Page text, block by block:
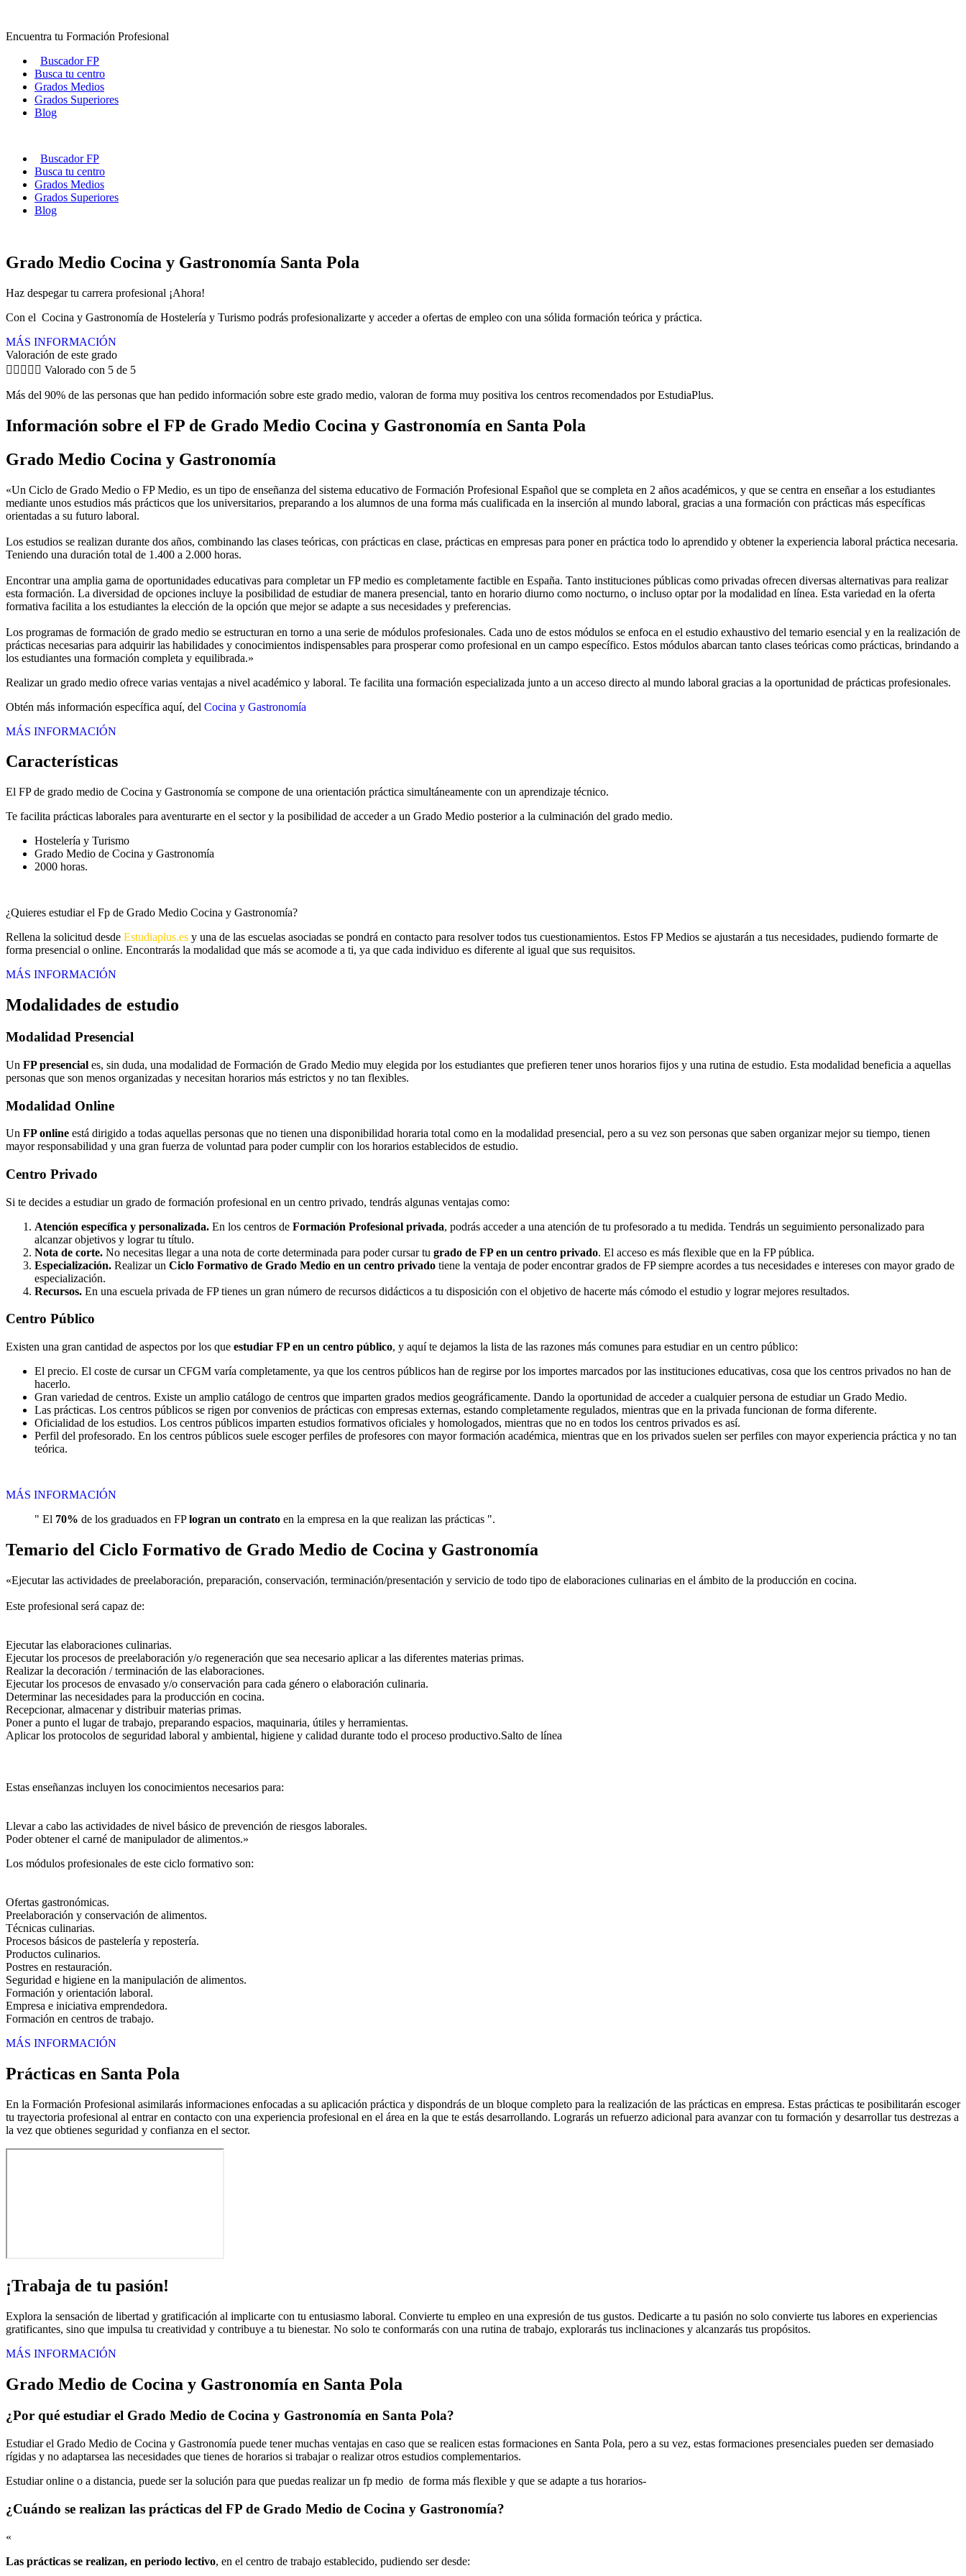
contenido
Encuentra tu Formación Profesional
Buscador FP
Busca tu centro
Grados Medios
Grados Superiores
Blog
Buscador FP
Busca tu centro
Grados Medios
Grados Superiores
Blog
Grado Medio Cocina y Gastronomía Santa Pola
Haz despegar tu carrera profesional ¡Ahora!
Con el Cocina y Gastronomía de Hostelería y Turismo podrás profesionalizarte y acceder a ofertas de empleo con una sólida formación teórica y práctica.
MÁS INFORMACIÓN
Valoración de este grado
     Valorado con 5 de 5
Más del 90% de las personas que han pedido información sobre este grado medio, valoran de forma muy positiva los centros recomendados por EstudiaPlus.
Información sobre el FP de Grado Medio Cocina y Gastronomía en Santa Pola
Grado Medio Cocina y Gastronomía
«Un Ciclo de Grado Medio o FP Medio, es un tipo de enseñanza del sistema educativo de Formación Profesional Español que se completa en 2 años académicos, y que se centra en enseñar a los estudiantes
mediante unos estudios más prácticos que los universitarios, preparando a los alumnos de una forma más cualificada en la inserción al mundo laboral, gracias a una formación con prácticas más específicas
orientadas a su futuro laboral.
Los estudios se realizan durante dos años, combinando las clases teóricas, con prácticas en clase, prácticas en empresas para poner en práctica todo lo aprendido y obtener la experiencia laboral práctica necesaria.
Teniendo una duración total de 1.400 a 2.000 horas.
Encontrar una amplia gama de oportunidades educativas para completar un FP medio es completamente factible en España. Tanto instituciones públicas como privadas ofrecen diversas alternativas para realizar
esta formación. La diversidad de opciones incluye la posibilidad de estudiar de manera presencial, tanto en horario diurno como nocturno, o incluso optar por la modalidad en línea. Esta variedad en la oferta
formativa facilita a los estudiantes la elección de la opción que mejor se adapte a sus necesidades y preferencias.
Los programas de formación de grado medio se estructuran en torno a una serie de módulos profesionales. Cada uno de estos módulos se enfoca en el estudio exhaustivo del temario esencial y en la realización de
prácticas necesarias para adquirir las habilidades y conocimientos indispensables para prosperar como profesional en un campo específico. Estos módulos abarcan tanto clases teóricas como prácticas, brindando a
los estudiantes una formación completa y equilibrada.»
Realizar un grado medio ofrece varias ventajas a nivel académico y laboral. Te facilita una formación especializada junto a un acceso directo al mundo laboral gracias a la oportunidad de prácticas profesionales.
Obtén más información específica aquí, del Cocina y Gastronomía
MÁS INFORMACIÓN
Características
El FP de grado medio de Cocina y Gastronomía se compone de una orientación práctica simultáneamente con un aprendizaje técnico.
Te facilita prácticas laborales para aventurarte en el sector y la posibilidad de acceder a un Grado Medio posterior a la culminación del grado medio.
Hostelería y Turismo
Grado Medio de Cocina y Gastronomía
2000 horas.
¿Quieres estudiar el Fp de Grado Medio Cocina y Gastronomía?
Rellena la solicitud desde Estudiaplus.es y una de las escuelas asociadas se pondrá en contacto para resolver todos tus cuestionamientos. Estos FP Medios se ajustarán a tus necesidades, pudiendo formarte de
forma presencial o online. Encontrarás la modalidad que más se acomode a ti, ya que cada individuo es diferente al igual que sus requisitos.
MÁS INFORMACIÓN
Modalidades de estudio
Modalidad Presencial
Un FP presencial es, sin duda, una modalidad de Formación de Grado Medio muy elegida por los estudiantes que prefieren tener unos horarios fijos y una rutina de estudio. Esta modalidad beneficia a aquellas
personas que son menos organizadas y necesitan horarios más estrictos y no tan flexibles.
Modalidad Online
Un FP online está dirigido a todas aquellas personas que no tienen una disponibilidad horaria total como en la modalidad presencial, pero a su vez son personas que saben organizar mejor su tiempo, tienen
mayor responsabilidad y una gran fuerza de voluntad para poder cumplir con los horarios establecidos de estudio.
Centro Privado
Si te decides a estudiar un grado de formación profesional en un centro privado, tendrás algunas ventajas como:
Atención específica y personalizada. En los centros de Formación Profesional privada, podrás acceder a una atención de tu profesorado a tu medida. Tendrás un seguimiento personalizado para
alcanzar objetivos y lograr tu título.
Nota de corte. No necesitas llegar a una nota de corte determinada para poder cursar tu grado de FP en un centro privado. El acceso es más flexible que en la FP pública.
Especialización. Realizar un Ciclo Formativo de Grado Medio en un centro privado tiene la ventaja de poder encontrar grados de FP siempre acordes a tus necesidades e intereses con mayor grado de
especialización.
Recursos. En una escuela privada de FP tienes un gran número de recursos didácticos a tu disposición con el objetivo de hacerte más cómodo el estudio y lograr mejores resultados.
Centro Público
Existen una gran cantidad de aspectos por los que estudiar FP en un centro público, y aquí te dejamos la lista de las razones más comunes para estudiar en un centro público:
El precio. El coste de cursar un CFGM varía completamente, ya que los centros públicos han de regirse por los importes marcados por las instituciones educativas, cosa que los centros privados no han de
hacerlo.
Gran variedad de centros. Existe un amplio catálogo de centros que imparten grados medios geográficamente. Dando la oportunidad de acceder a cualquier persona de estudiar un Grado Medio.
Las prácticas. Los centros públicos se rigen por convenios de prácticas con empresas externas, estando completamente regulados, mientras que en la privada funcionan de forma diferente.
Oficialidad de los estudios. Los centros públicos imparten estudios formativos oficiales y homologados, mientras que no en todos los centros privados es así.
Perfil del profesorado. En los centros públicos suele escoger perfiles de profesores con mayor formación académica, mientras que en los privados suelen ser perfiles con mayor experiencia práctica y no tan
teórica.
MÁS INFORMACIÓN
" El 70% de los graduados en FPlogran un contrato en la empresa en la que realizan las prácticas ".
Temario del Ciclo Formativo de Grado Medio de Cocina y Gastronomía
«Ejecutar las actividades de preelaboración, preparación, conservación, terminación/presentación y servicio de todo tipo de elaboraciones culinarias en el ámbito de la producción en cocina.
Este profesional será capaz de:
Ejecutar las elaboraciones culinarias.
Ejecutar los procesos de preelaboración y/o regeneración que sea necesario aplicar a las diferentes materias primas.
Realizar la decoración / terminación de las elaboraciones.
Ejecutar los procesos de envasado y/o conservación para cada género o elaboración culinaria.
Determinar las necesidades para la producción en cocina.
Recepcionar, almacenar y distribuir materias primas.
Poner a punto el lugar de trabajo, preparando espacios, maquinaria, útiles y herramientas.
Aplicar los protocolos de seguridad laboral y ambiental, higiene y calidad durante todo el proceso productivo.Salto de línea
Estas enseñanzas incluyen los conocimientos necesarios para:
Llevar a cabo las actividades de nivel básico de prevención de riesgos laborales.
Poder obtener el carné de manipulador de alimentos.»
Los módulos profesionales de este ciclo formativo son:
Ofertas gastronómicas.
Preelaboración y conservación de alimentos.
Técnicas culinarias.
Procesos básicos de pastelería y repostería.
Productos culinarios.
Postres en restauración.
Seguridad e higiene en la manipulación de alimentos.
Formación y orientación laboral.
Empresa e iniciativa emprendedora.
Formación en centros de trabajo.
MÁS INFORMACIÓN
Prácticas en Santa Pola
En la Formación Profesional asimilarás informaciones enfocadas a su aplicación práctica y dispondrás de un bloque completo para la realización de las prácticas en empresa. Estas prácticas te posibilitarán escoger
tu trayectoria profesional al entrar en contacto con una experiencia profesional en el área en la que te estás desarrollando. Lograrás un refuerzo adicional para avanzar con tu formación y desarrollar tus destrezas a
la vez que obtienes seguridad y confianza en el sector.
¡Trabaja de tu pasión!
Explora la sensación de libertad y gratificación al implicarte con tu entusiasmo laboral. Convierte tu empleo en una expresión de tus gustos. Dedicarte a tu pasión no solo convierte tus labores en experiencias
gratificantes, sino que impulsa tu creatividad y contribuye a tu bienestar. No solo te conformarás con una rutina de trabajo, explorarás tus inclinaciones y alcanzarás tus propósitos.
MÁS INFORMACIÓN
Grado Medio de Cocina y Gastronomía en Santa Pola
¿Por qué estudiar el Grado Medio de Cocina y Gastronomía en Santa Pola?
Estudiar el Grado Medio de Cocina y Gastronomía puede tener muchas ventajas en caso que se realicen estas formaciones en Santa Pola, pero a su vez, estas formaciones presenciales pueden ser demasiado
rígidas y no adaptarsea las necesidades que tienes de horarios si trabajar o realizar otros estudios complementarios.
Estudiar online o a distancia, puede ser la solución para que puedas realizar un fp medio de forma más flexible y que se adapte a tus horarios-
¿Cuándo se realizan las prácticas del FP de Grado Medio de Cocina y Gastronomía?
«
Las prácticas se realizan, en periodo lectivo, en el centro de trabajo establecido, pudiendo ser desde: